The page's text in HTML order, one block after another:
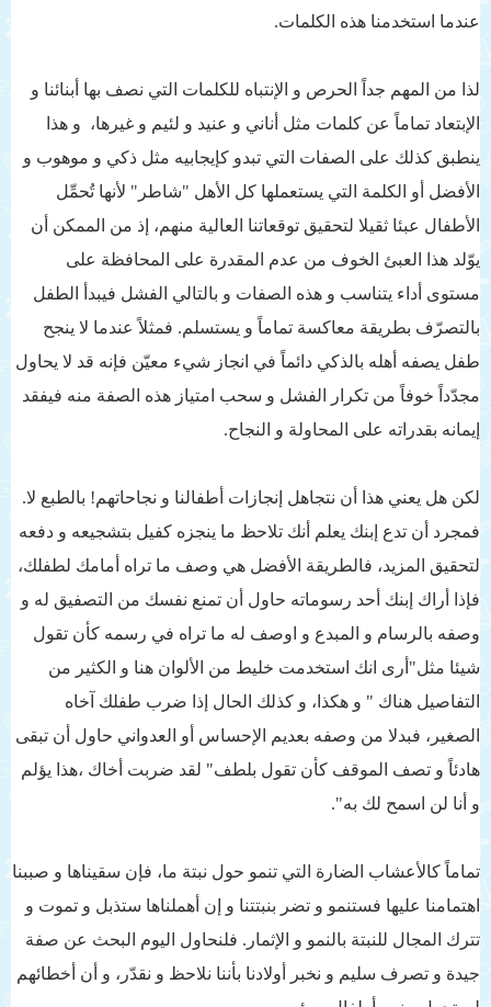
عندما استخدمنا هذه الكلمات.
لذا من المهم جداً الحرص و الإنتباه للكلمات التي نصف بها أبنائنا و
الإبتعاد تماماً عن كلمات مثل أناني و عنيد و لئيم و غيرها، و هذا
ينطبق كذلك على الصفات التي تبدو كإيجابيه مثل ذكي و موهوب و
الأفضل أو الكلمة التي يستعملها كل الأهل "شاطر" لأنها تُحمِّل
الأطفال عبئا ثقيلا لتحقيق توقعاتنا العالية منهم، إذ من الممكن أن
يوّلد هذا العبئ الخوف من عدم المقدرة على المحافظة على
مستوى أداء يتناسب و هذه الصفات و بالتالي الفشل فيبدأ الطفل
بالتصرّف بطريقة معاكسة تماماً و يستسلم. فمثلاً عندما لا ينجح
طفل يصفه أهله بالذكي دائماً في انجاز شيء معيّن فإنه قد لا يحاول
مجدّداً خوفاً من تكرار الفشل و سحب امتياز هذه الصفة منه فيفقد
إيمانه بقدراته على المحاولة و النجاح.
لكن هل يعني هذا أن نتجاهل إنجازات أطفالنا و نجاحاتهم! بالطبع لا.
فمجرد أن تدع إبنك يعلم أنك تلاحظ ما ينجزه كفيل بتشجيعه و دفعه
لتحقيق المزيد، فالطريقة الأفضل هي وصف ما تراه أمامك لطفلك،
فإذا أراك إبنك أحد رسوماته حاول أن تمنع نفسك من التصفيق له و
وصفه بالرسام و المبدع و اوصف له ما تراه في رسمه كأن تقول
شيئا مثل"أرى انك استخدمت خليط من الألوان هنا و الكثير من
التفاصيل هناك " و هكذا، و كذلك الحال إذا ضرب طفلك آخاه
الصغير، فبدلا من وصفه بعديم الإحساس أو العدواني حاول أن تبقى
هادئاً و تصف الموقف كأن تقول بلطف" لقد ضربت أخاك ،هذا يؤلم
و أنا لن اسمح لك به".
تماماً كالأعشاب الضارة التي تنمو حول نبتة ما، فإن سقيناها و صببنا
اهتمامنا عليها فستنمو و تضر بنبتتنا و إن أهملناها ستذبل و تموت و
تترك المجال للنبتة بالنمو و الإثمار. فلنحاول اليوم البحث عن صفة
جيدة و تصرف سليم و نخبر أولادنا بأننا نلاحظ و نقدّر، و أن أخطائهم